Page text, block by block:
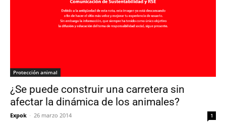
Protección animal
¿Se puede construir una carretera sin
afectar la dinámica de los animales?
Expok - 26 marzo 2014 1